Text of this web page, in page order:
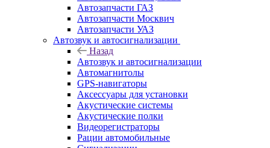
Автозапчасти ГАЗ
Автозапчасти Москвич
Автозапчасти УАЗ
Автозвук и автосигнализации
Назад
Автозвук и автосигнализации
Автомагнитолы
GPS-навигаторы
Аксессуары для установки
Акустические системы
Акустические полки
Видеорегистраторы
Рации автомобильные